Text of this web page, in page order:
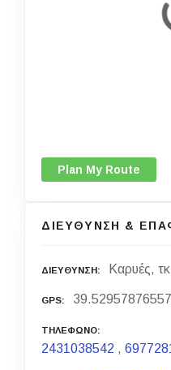
Plan My Route
ΔΙΕΥΘΥΝΣΗ &
ΔΙΕΥΘΥΝΣΗ Καρυές,
GPS
ΤΗΛΕΦΩΝΟ
2431038542 ,